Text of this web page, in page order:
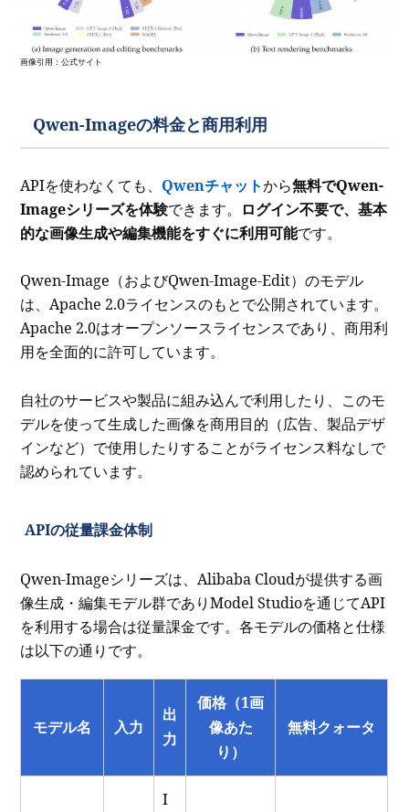
画像引用：公式サイト
Qwen-Imageの料金と商用利用
APIを使わなくても、 Qwenチャットから無料でQwen-
Imageシリーズを体験できます。
ログイン不要で、基本
的な画像生成や編集機能をすぐに利用可能です。
Qwen-Image（およびQwen-Image-Edit）のモデル
は、Apache 2.0ライセンスのもとで公開されています。
Apache 2.0はオープンソースライセンスであり、商用利
用を全面的に許可しています。
自社のサービスや製品に組み込んで利用したり、このモ
デルを使って生成した画像を商用目的（広告、製品デザ
インなど）で使用したりすることがライセンス料なしで
認められています。
APIの従量課金体制
Qwen-Imageシリーズは、Alibaba Cloudが提供する画
像生成・編集モデル群でありModel Studioを通じてAPI
を利用する場合は従量課金です。各モデルの価格と仕様
は以下の通りです。
モデル名 入力
出
力
価格（1画
像あた
り）
無料クォータ
I